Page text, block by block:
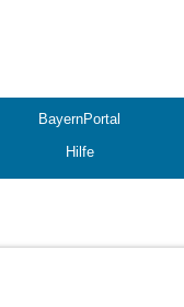
BayernPortal
Hilfe